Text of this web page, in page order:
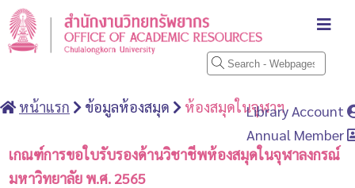
Library Account
Annual Member
หน้าแรก ข้อมูลห้องสมุด ห้องสมุดในจุฬาฯ
เกณฑ์การขอใบรับรองด้านวิชาชีพห้องสมุดในจุฬาลงกรณ์
มหาวิทยาลัย พ.ศ. 2565